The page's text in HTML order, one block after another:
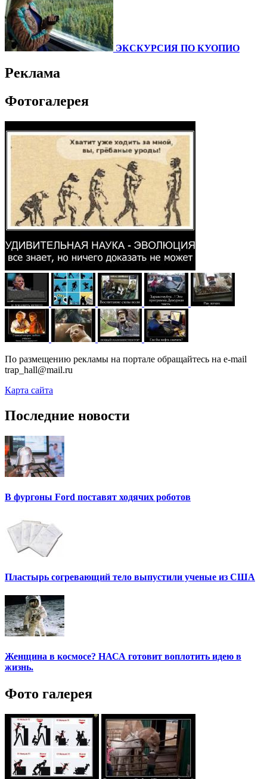
ЭКСКУРСИЯ ПО КУОПИО
Реклама
Фотогалерея
По размещению рекламы на портале обращайтесь на e-mail
trap_hall@mail.ru
Карта сайта
Последние новости
В фургоны Ford поставят ходячих роботов
Пластырь согревающий тело выпустили ученые из США
Женщина в космосе? НАСА готовит воплотить идею в
жизнь.
Фото галерея